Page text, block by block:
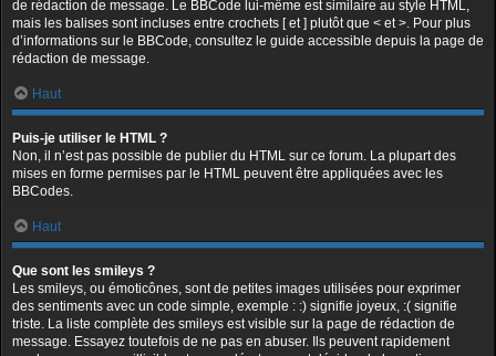
de rédaction de message. Le BBCode lui-même est similaire au style HTML,
mais les balises sont incluses entre crochets [ et ] plutôt que < et >. Pour plus
d’informations sur le BBCode, consultez le guide accessible depuis la page de
rédaction de message.
Haut
Puis-je utiliser le HTML ?
Non, il n’est pas possible de publier du HTML sur ce forum. La plupart des
mises en forme permises par le HTML peuvent être appliquées avec les
BBCodes.
Haut
Que sont les smileys ?
Les smileys, ou émoticônes, sont de petites images utilisées pour exprimer
des sentiments avec un code simple, exemple : :) signifie joyeux, :( signifie
triste. La liste complète des smileys est visible sur la page de rédaction de
message. Essayez toutefois de ne pas en abuser. Ils peuvent rapidement